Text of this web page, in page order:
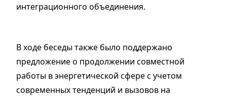
интеграционного объединения.
В ходе беседы также было поддержано
предложение о продолжении совместной
работы в энергетической сфере с учетом
современных тенденций и вызовов на